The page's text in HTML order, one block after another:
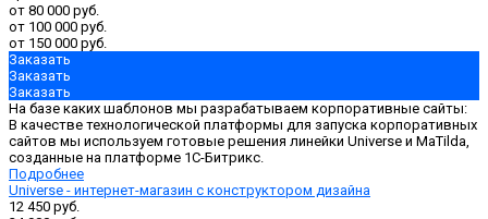
от 80 000 руб.
от 100 000 руб.
от 150 000 руб.
Заказать
Заказать
Заказать
На базе каких шаблонов мы разрабатываем корпоративные сайты:
В качестве технологической платформы для запуска корпоративных
сайтов мы используем готовые решения линейки Universe и MaTilda,
созданные на платформе 1С-Битрикс.
Подробнее
Universe - интернет-магазин с конструктором дизайна
12 450 руб.